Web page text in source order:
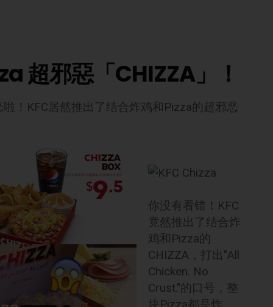
超邪惡「CHIZZA」！
！KFC居然推出了结合炸鸡和Pizza的超邪恶
你没有看错！KFC
竟然推出了结合炸
鸡和Pizza的
CHIZZA，打出"All
Chicken. No
Crust."的口号，整